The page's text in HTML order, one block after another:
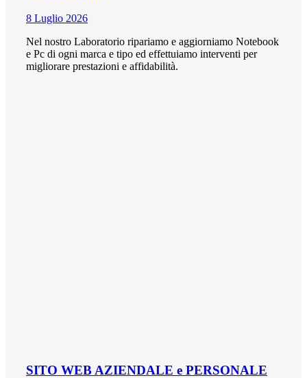
8 Luglio 2026
Nel nostro Laboratorio ripariamo e aggiorniamo Notebook
e Pc di ogni marca e tipo ed effettuiamo interventi per
migliorare prestazioni e affidabilità.
SITO WEB AZIENDALE e PERSONALE